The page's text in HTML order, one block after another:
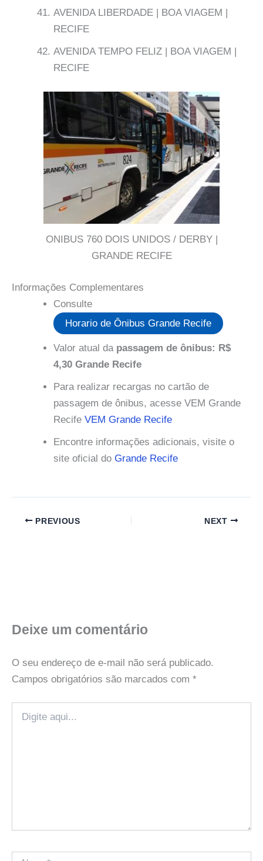
AVENIDA LIBERDADE | BOA VIAGEM |
RECIFE
AVENIDA TEMPO FELIZ | BOA VIAGEM |
RECIFE
ONIBUS 760 DOIS UNIDOS / DERBY |
GRANDE RECIFE
Informações Complementares
Consulte
Horario de Ônibus Grande Recife
Valor atual da passagem de ônibus: R$
4,30 Grande Recife
Para realizar recargas no cartão de
passagem de ônibus, acesse VEM Grande
Recife VEM Grande Recife
Encontre informações adicionais, visite o
site oficial do Grande Recife
PREVIOUS NEXT
Deixe um comentário
O seu endereço de e-mail não será publicado.
Campos obrigatórios são marcados com *
aqui...